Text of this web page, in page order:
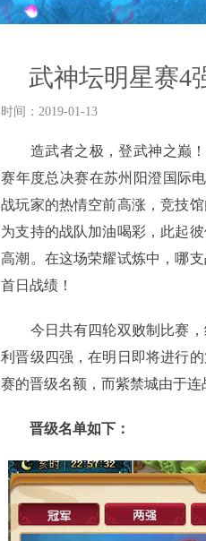
武神坛明星赛4
时间：2019-01-13
造武者之极，登武神之巅！1
赛年度总决赛在苏州阳澄国际
战玩家的热情空前高涨，竞技
为支持的战队加油喝彩，此起
高潮。在这场荣耀试炼中，哪
首日战绩！
今日共有四轮双败制比赛，
利晋级四强，在明日即将进行
赛的晋级名额，而紫禁城由于连
晋级名单如下：